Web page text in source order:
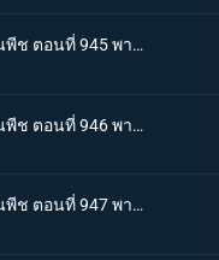
One piece วันพีช ตอนที่ 945 พากย์ไทย ความแค้นถั่วแดงต้ม ลูฟี่เข้าตาจน
One piece วันพีช ตอนที่ 946 พากย์ไทย หยุดยั้งสี่จักรพรรดิ! แผนการลับของควีน
One piece วันพีช ตอนที่ 947 พากย์ไทย อาวุธทรงอานุภาพ! กระสุนโรคระบาดที่เล็งไปที่ลูฟี่